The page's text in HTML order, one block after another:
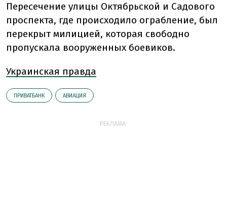
Пересечение улицы Октябрьской и Садового
проспекта, где происходило ограбление, был
перекрыт милицией, которая свободно
пропускала вооруженных боевиков.
Украинская правда
ПРИВАТБАНК АВИАЦИЯ
РЕКЛАМА: